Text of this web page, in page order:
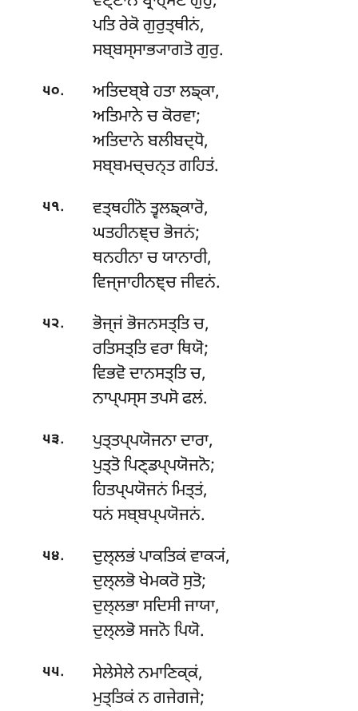
ਪਤਿ ਰੇਕੋ ਗੁਰੁਤ੍ਥੀਨਂ,
ਸਬ੍ਬਸ੍ਸਾਭ੍ਯਾਗਤੋ ਗੁਰੁ.
੫੦. ਅਤਿਦਬ੍ਬੇਹਤਾ ਲਙ੍ਕਾ,
ਅਤਿਮਾਨੇ ਚ ਕੋਰਵਾ;
ਅਤਿਦਾਨੇ ਬਲੀਬਦ੍ਧੋ,
ਸਬ੍ਬਮਚ੍ਚਨ੍ਤ ਗਹਿਤਂ.
੫੧. ਵਤ੍ਥਹੀਨੋਤ੍ਵਲਙ੍ਕਾਰੋ,
ਘਤਹੀਨਞ੍ਚ ਭੋਜਨਂ;
ਥਨਹੀਨਾ ਚ ਯਾਨਾਰੀ,
ਵਿਜ੍ਜਾਹੀਨਞ੍ਚ ਜੀਵਨਂ.
੫੨.
ਭੋਜ੍ਜਂ ਭੋਜਨਸਤ੍ਤਿ ਚ,
ਰਤਿਸਤ੍ਤਿ ਵਰਾ ਥਿਯੋ;
ਵਿਭਵੋ ਦਾਨਸਤ੍ਤਿ ਚ,
ਨਾਪ੍ਪਸ੍ਸ ਤਪਸੋ ਫਲਂ.
੫੩. ਪੁਤ੍ਤਪ੍ਪਯੋਜਨਾਦਾਰਾ,
ਪੁਤ੍ਤੋ ਪਿਣ੍ਡਪ੍ਪਯੋਜਨੋ;
ਹਿਤਪ੍ਪਯੋਜਨਂ ਮਿਤ੍ਤਂ,
ਧਨਂ ਸਬ੍ਬਪ੍ਪਯੋਜਨਂ.
੫੪. ਦੁਲ੍ਲਭਂਪਾਕਤਿਕਂ ਵਾਕ੍ਯਂ,
ਦੁਲ੍ਲਭੋ ਖੇਮਕਰੋ ਸੁਤੋ;
ਦੁਲ੍ਲਭਾ ਸਦਿਸੀ ਜਾਯਾ,
ਦੁਲ੍ਲਭੋ ਸਜਨੋ ਪਿਯੋ.
੫੫. ਸੇਲੇਸੇਲੇਨਮਾਣਿਕ੍ਕਂ,
ਮੁਤ੍ਤਿਕਂ ਨ ਗਜੇਗਜੇ;